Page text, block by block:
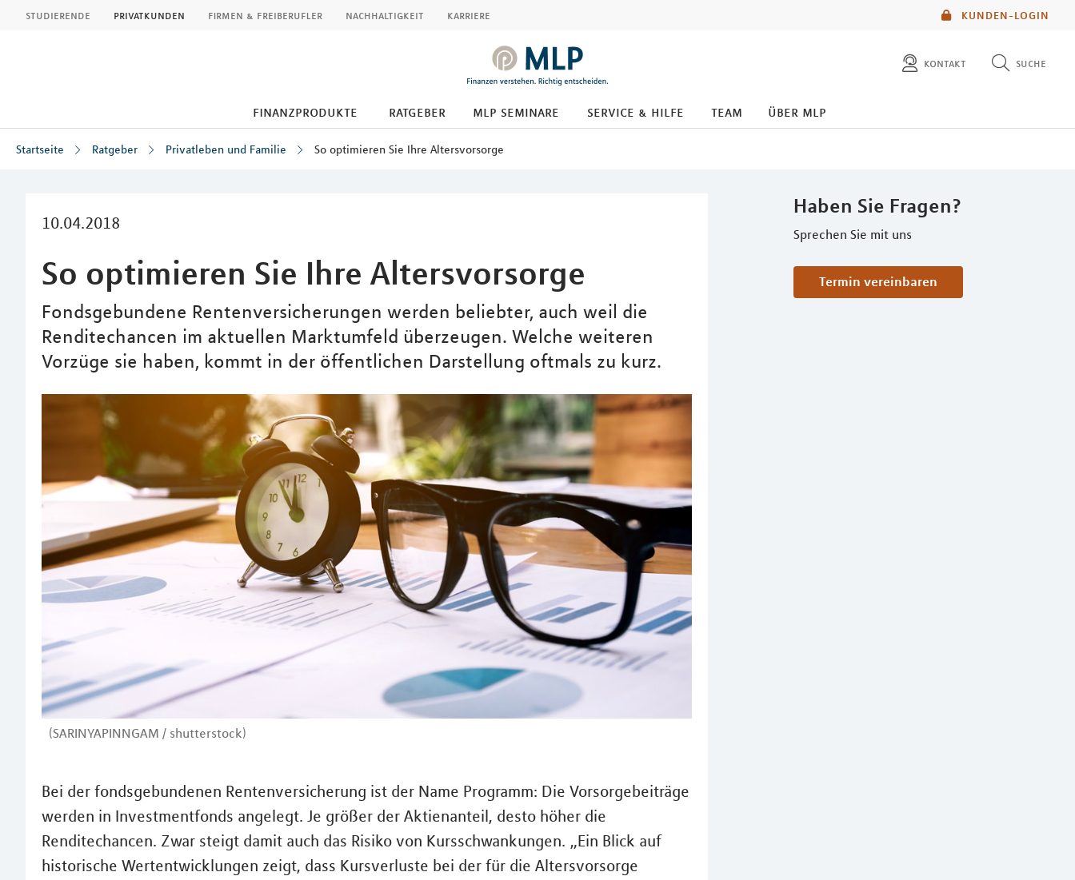
KUNDEN-LOGIN
studierende privatkunden firmen & freiberufler nachhaltigkeit karriere
kontakt suche
finanzprodukte ratgeber mlp seminare service & hilfe team über mlp
Startseite Ratgeber Privatleben und Familie So optimieren Sie Ihre Altersvorsorge
10.04.2018
So optimieren Sie Ihre Altersvorsorge
Fondsgebundene Rentenversicherungen werden beliebter, auch weil die
Renditechancen im aktuellen Marktumfeld überzeugen. Welche weiteren
Vorzüge sie haben, kommt in der öffentlichen Darstellung oftmals zu kurz.
(SARINYAPINNGAM / shutterstock)
Haben Sie Fragen?
Sprechen Sie mit uns
Termin vereinbaren
Bei der fondsgebundenen Rentenversicherung ist der Name Programm: Die Vorsorgebeiträge
werden in Investmentfonds angelegt. Je größer der Aktienanteil, desto höher die
Renditechancen. Zwar steigt damit auch das Risiko von Kursschwankungen. „Ein Blick auf
historische Wertentwicklungen zeigt, dass Kursverluste bei der für die Altersvorsorge